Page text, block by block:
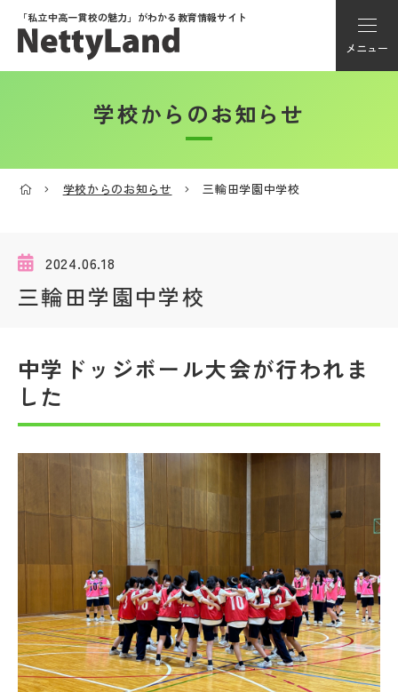
「私立中高一貫校の魅力」がわかる教育情報サイト
メニュー
アカウント登録
学校選び
私学探検隊
説明会・イベント情報
学校からのお知らせ
学校HP最新情報
学校からのお知らせ
学校からのお知らせ 三輪田学園中学校
2024.06.18
三輪田学園中学校
中学ドッジボール大会が行われま
した